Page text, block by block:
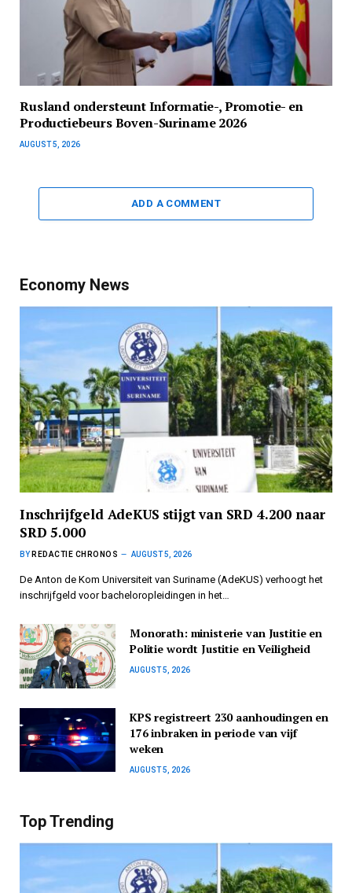
Rusland ondersteunt Informatie-, Promotie- en
Productiebeurs Boven-Suriname 2026
AUGUST 5, 2026
ADD A COMMENT
Economy News
Inschrijfgeld AdeKUS stijgt van SRD 4.200 naar
SRD 5.000
BY REDACTIE CHRONOS AUGUST 5, 2026
De Anton de Kom Universiteit van Suriname (AdeKUS) verhoogt het
inschrijfgeld voor bacheloropleidingen in het…
Monorath: ministerie van Justitie en
Politie wordt Justitie en Veiligheid
AUGUST 5, 2026
KPS registreert 230 aanhoudingen en
176 inbraken in periode van vijf
weken
AUGUST 5, 2026
Top Trending